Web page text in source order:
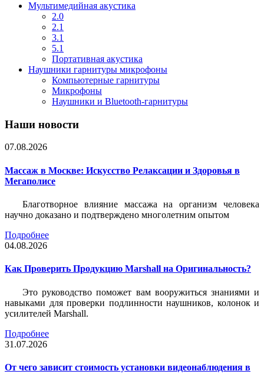
Мультимедийная акустика
2.0
2.1
3.1
5.1
Портативная акустика
Наушники гарнитуры микрофоны
Компьютерные гарнитуры
Микрофоны
Наушники и Bluetooth-гарнитуры
Наши новости
07.08.2026
Массаж в Москве: Искусство Релаксации и Здоровья в
Мегаполисе
Благотворное влияние массажа на организм человека
научно доказано и подтверждено многолетним опытом
Подробнее
04.08.2026
Как Проверить Продукцию Marshall на Оригинальность?
Это руководство поможет вам вооружиться знаниями и
навыками для проверки подлинности наушников, колонок и
усилителей Marshall.
Подробнее
31.07.2026
От чего зависит стоимость установки видеонаблюдения в